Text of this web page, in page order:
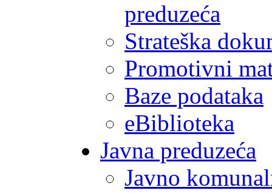
preduzeća
Strateška
Promotivni
Baze podataka
eBiblioteka
Javna preduzeća
Javno